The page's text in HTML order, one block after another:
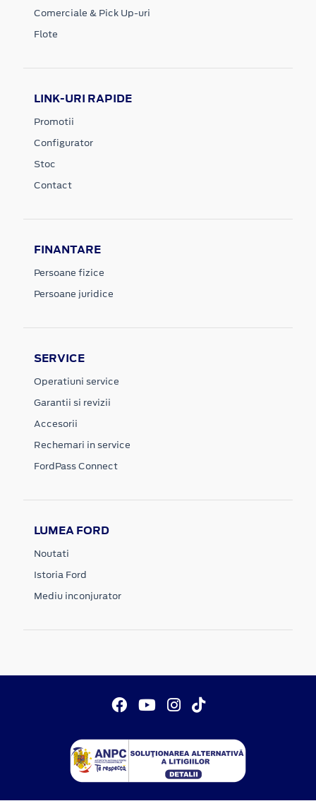
Comerciale & Pick Up-uri
Flote
LINK-URI RAPIDE
Promotii
Configurator
Stoc
Contact
FINANTARE
Persoane fizice
Persoane juridice
SERVICE
Operatiuni service
Garantii si revizii
Accesorii
Rechemari in service
FordPass Connect
LUMEA FORD
Noutati
Istoria Ford
Mediu inconjurator